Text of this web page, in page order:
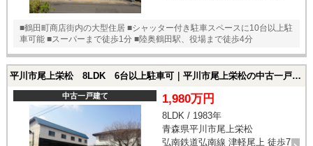
■鶴田町商店街内の大型住居 ■シャッター付き駐車スペースに10台以上駐
車可能 ■スーパーまで徒歩1分 ■陸奥鶴田駅、役場まで徒歩4分
平川市尾上栄松 8LDK 6台以上駐車可｜平川市尾上栄松の中古一戸建て
中古一戸建て 1,980万円
8LDK / 1983年
青森県平川市尾上栄松
弘南鉄道弘南線 津軽尾上 徒歩7